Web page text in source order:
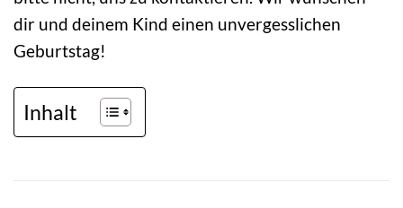
dir und deinem Kind einen unvergesslichen
Geburtstag!
Inhalt